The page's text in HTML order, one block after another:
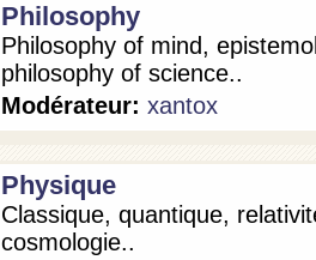
Philosophy
Philosophy of mind,
philosophy of science..
Modérateur: xantox
Physique
Classique, quantique,
cosmologie..